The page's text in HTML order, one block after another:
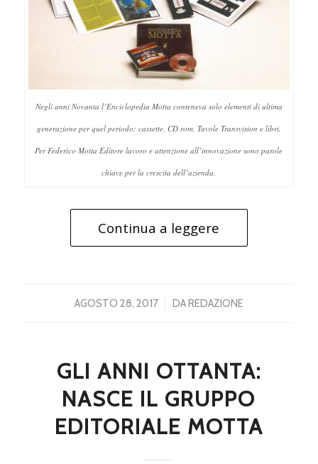
Negli anni Novanta l’Enciclopedia Motta conteneva solo elementi di ultima
generazione per quel periodo: cassette, CD rom, Tavole Transvision e libri.
Per Federico Motta Editore lavoro e attenzione all’innovazione sono parole
chiave per la crescita dell’azienda.
Continua a leggere
AGOSTO 28, 2017
/ DA REDAZIONE
GLI ANNI OTTANTA:
NASCE IL GRUPPO
EDITORIALE MOTTA